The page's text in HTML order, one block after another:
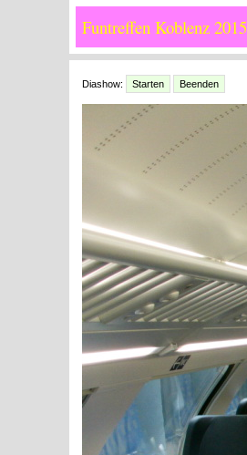
Funtreffen Koblenz 2015
Diashow: Starten Beenden